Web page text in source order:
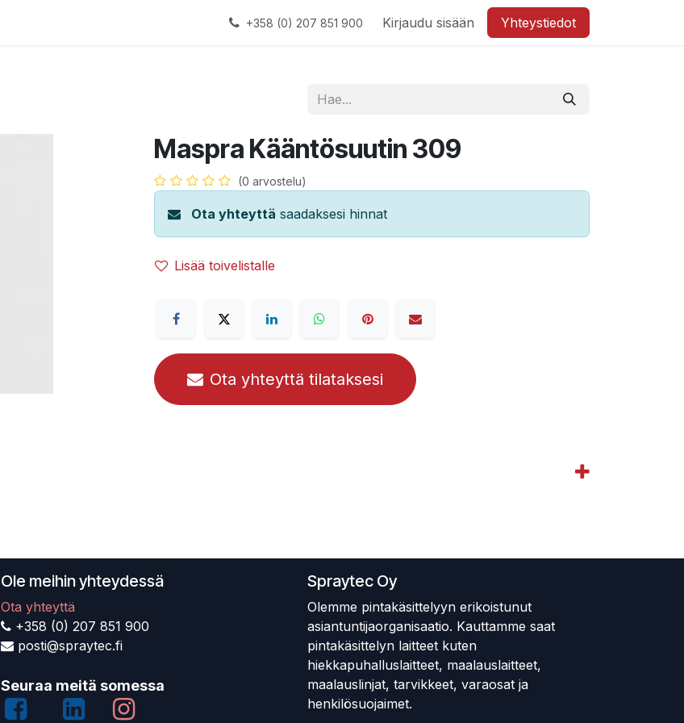
+358 (0) 207 851 900 Kirjaudu sisään Yhteystiedot
Maspra Kääntösuutin 309
(0 arvostelu)
Ota yhteyttä saadaksesi hinnat
Lisää toivelistalle
Ota yhteyttä tilataksesi
Ole meihin yhteydessä
Ota yhteyttä
+358 (0) 207 851 900
posti@spraytec.fi
Seuraa meitä somessa
Spraytec Oy
Olemme pintakäsittelyyn erikoistunut
asiantuntijaorganisaatio. Kauttamme saat
pintakäsittelyn laitteet kuten
hiekkapuhalluslaitteet, maalauslaitteet,
maalauslinjat, tarvikkeet, varaosat ja
henkilösuojaimet.